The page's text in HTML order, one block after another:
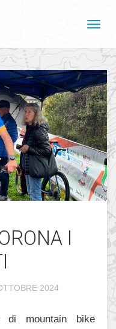
I
2024
di mountain bike